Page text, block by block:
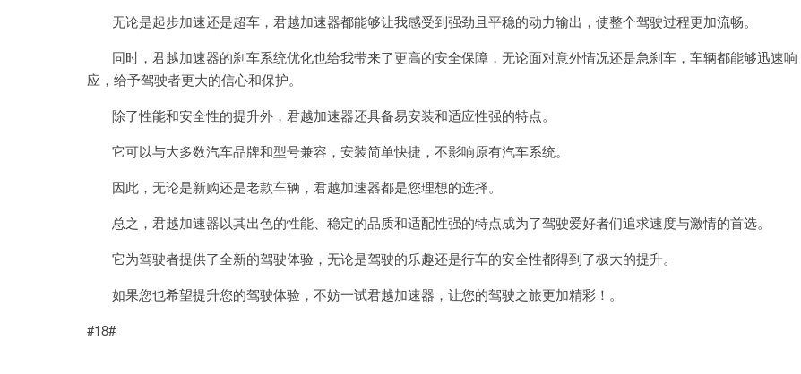
无论是起步加速还是超车，君越加速器都能够让我感受到强劲且平稳的动力输出，使整个驾驶过程更加流畅。
同时，君越加速器的刹车系统优化也给我带来了更高的安全保障，无论面对意外情况还是急刹车，车辆都能够迅速响
应，给予驾驶者更大的信心和保护。
除了性能和安全性的提升外，君越加速器还具备易安装和适应性强的特点。
它可以与大多数汽车品牌和型号兼容，安装简单快捷，不影响原有汽车系统。
因此，无论是新购还是老款车辆，君越加速器都是您理想的选择。
总之，君越加速器以其出色的性能、稳定的品质和适配性强的特点成为了驾驶爱好者们追求速度与激情的首选。
它为驾驶者提供了全新的驾驶体验，无论是驾驶的乐趣还是行车的安全性都得到了极大的提升。
如果您也希望提升您的驾驶体验，不妨一试君越加速器，让您的驾驶之旅更加精彩！。
#18#